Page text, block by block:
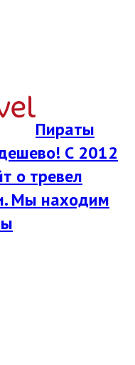
Пираты
С 2012
о тревел
Мы находим